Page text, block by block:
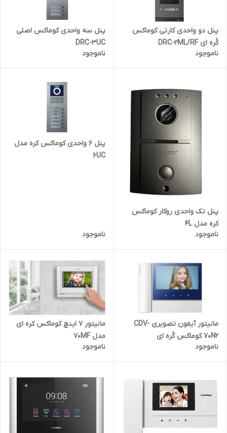
پنل دو واحدی کارتی کوماکس
کُره ای DRC-2ML/RF
ناموجود
پنل سه واحدی کوماکس اصلی
DRC-3UC
ناموجود
پنل تک واحدی روکار کوماکس
کره مدل 4L
ناموجود
پنل ۶ واحدی کوماکس کره مدل
6UC
ناموجود
مانیتور آیفون تصویری CDV-
70N2 کوماکس کُره ای
ناموجود
مانیتور ۷ اینچ کوماکس کره ای
مدل 70MF
ناموجود